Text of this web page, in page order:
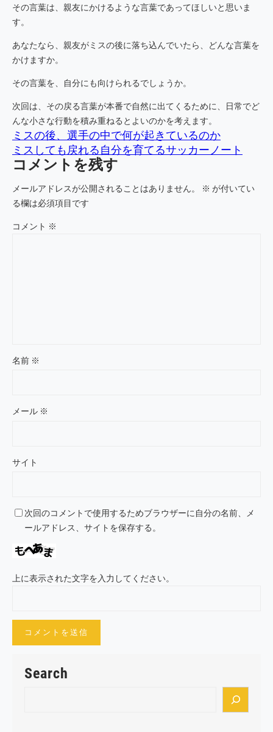
その言葉は、親友にかけるような言葉であってほしいと思いま
す。
あなたなら、親友がミスの後に落ち込んでいたら、どんな言葉を
かけますか。
その言葉を、自分にも向けられるでしょうか。
次回は、その戻る言葉が本番で自然に出てくるために、日常でど
んな小さな行動を積み重ねるとよいのかを考えます。
ミスの後、選手の中で何が起きているのか
ミスしても戻れる自分を育てるサッカーノート
コメントを残す
メールアドレスが公開されることはありません。 ※ が付いてい
る欄は必須項目です
コメント ※
名前 ※
メール ※
サイト
次回のコメントで使用するためブラウザーに自分の名前、メ
ールアドレス、サイトを保存する。
上に表示された文字を入力してください。
Search